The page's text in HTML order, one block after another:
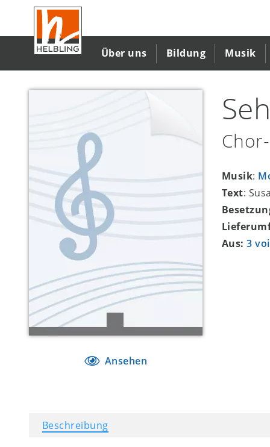
Inhalt
Über uns Bildung Musik
Ansehen
Musik:
Text:
Aus:3
Beschreibung